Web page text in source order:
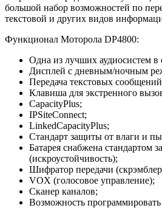
большой набор возможностей по
текстовой и других видов
Функционал Моторола DP4800:
Oдна из лучших аудиocиcтем в
Дисплей с дневным/ночным
Передача текстовых
Клавиша для экстренного
CapacityPlus;
IPSiteConnect;
LinkedCapacityPlus;
Стандарт защиты от влаги и
Батарея снабжена стандартом
(искроустойчивость);
Шифратор передачи
VOX (голосовое управление);
Сканер каналов;
Возможность